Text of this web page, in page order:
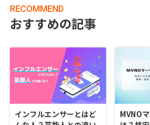
RECOMMEND
おすすめの記事
インフルエンサーとはど
MVNO